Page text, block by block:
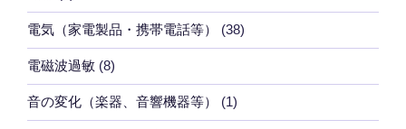
電気（家電製品・携帯電話等） (38)
電磁波過敏 (8)
音の変化（楽器、音響機器等） (1)